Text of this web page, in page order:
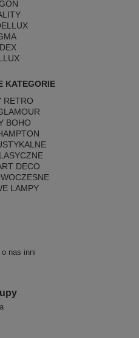
KATEGORIE
RETRO
BOHO
DECO
LAMPY
nas inni